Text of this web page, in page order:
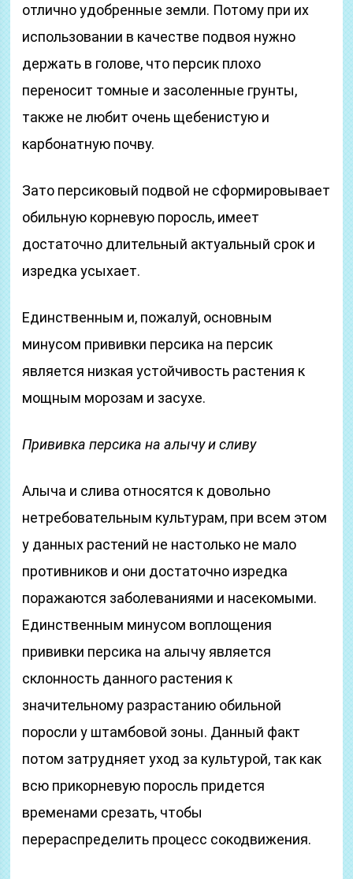
отлично удобренные земли. Потому при их
использовании в качестве подвоя нужно
держать в голове, что персик плохо
переносит томные и засоленные грунты,
также не любит очень щебенистую и
карбонатную почву.
Зато персиковый подвой не сформировывает
обильную корневую поросль, имеет
достаточно длительный актуальный срок и
изредка усыхает.
Единственным и, пожалуй, основным
минусом прививки персика на персик
является низкая устойчивость растения к
мощным морозам и засухе.
Прививка персика на алычу и сливу
Алыча и слива относятся к довольно
нетребовательным культурам, при всем этом
у данных растений не настолько не мало
противников и они достаточно изредка
поражаются заболеваниями и насекомыми.
Единственным минусом воплощения
прививки персика на алычу является
склонность данного растения к
значительному разрастанию обильной
поросли у штамбовой зоны. Данный факт
потом затрудняет уход за культурой, так как
всю прикорневую поросль придется
временами срезать, чтобы
перераспределить процесс сокодвижения.